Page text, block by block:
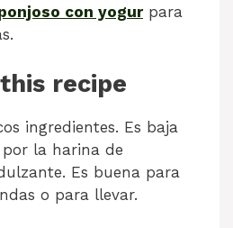
con yogurpara
recipe
ingredientes. Es baja
la harina de
Es buena para
o para llevar.